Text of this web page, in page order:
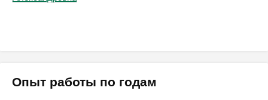
Опыт работы по годам